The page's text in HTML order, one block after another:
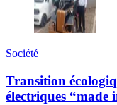
Société
Transition
électriques “made